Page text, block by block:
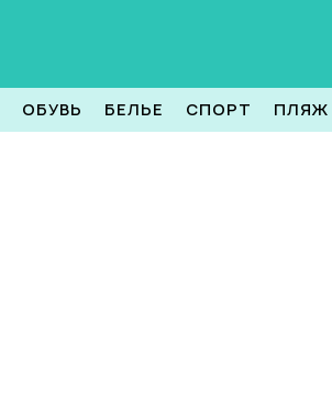
ОБУВЬ БЕЛЬЕ СПОРТ ПЛЯЖ